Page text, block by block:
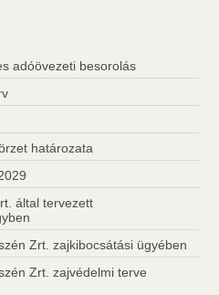
adóövezeti besorolás
határozata
által tervezett
Zrt. zajkibocsátási ügyében
Zrt. zajvédelmi terve